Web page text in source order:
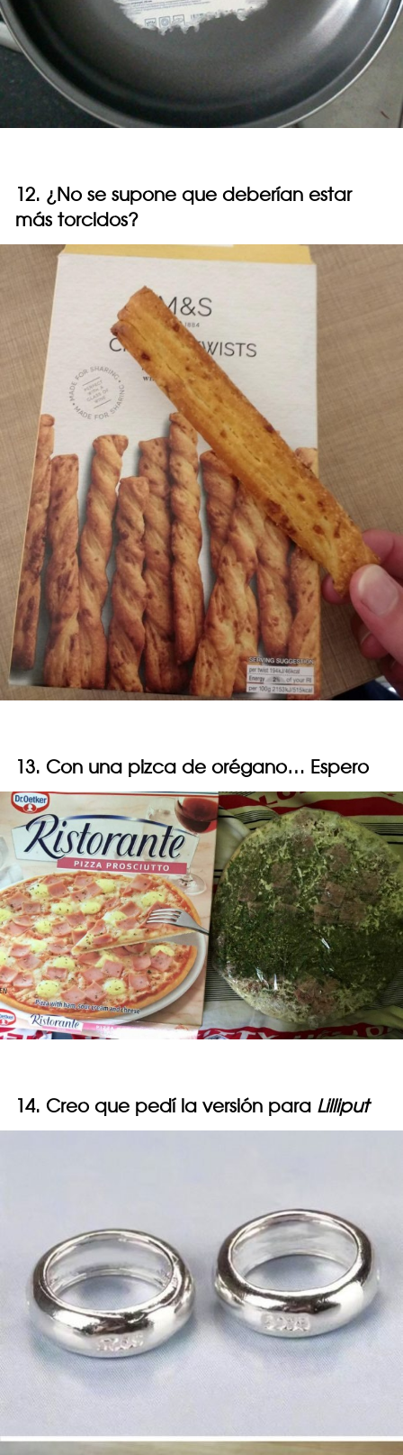
12. ¿No se supone que deberían estar
más torcidos?
13. Con una pizca de orégano… Espero
14. Creo que pedí la versión para Lilliput